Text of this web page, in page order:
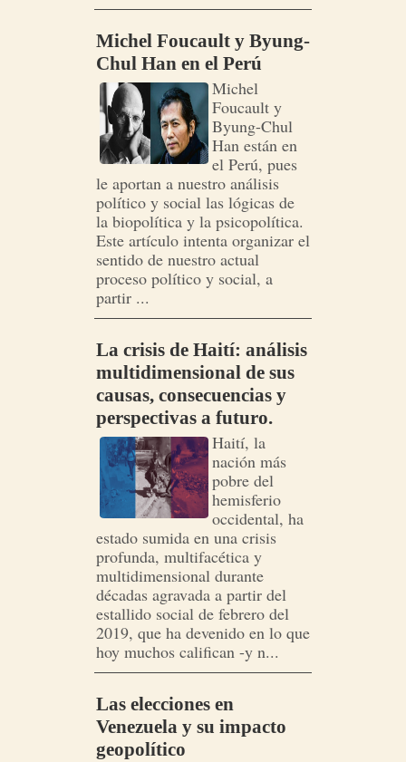
Michel Foucault y Byung-
Chul Han en el Perú
Michel
Foucault y
Byung-Chul
Han están en
el Perú, pues
le aportan a nuestro análisis
político y social las lógicas de
la biopolítica y la psicopolítica.
Este artículo intenta organizar el
sentido de nuestro actual
proceso político y social, a
partir ...
La crisis de Haití: análisis
multidimensional de sus
causas, consecuencias y
perspectivas a futuro.
Haití, la
nación más
pobre del
hemisferio
occidental, ha
estado sumida en una crisis
profunda, multifacética y
multidimensional durante
décadas agravada a partir del
estallido social de febrero del
2019, que ha devenido en lo que
hoy muchos califican -y n...
Las elecciones en
Venezuela y su impacto
geopolítico